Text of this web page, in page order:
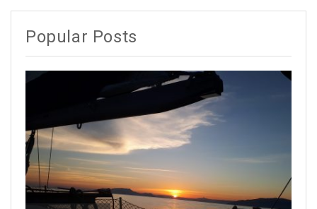
de
Post
Popular Posts